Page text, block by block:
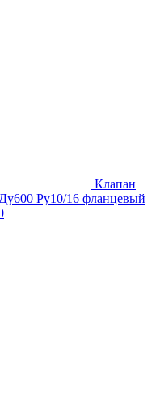
Клапан
Ру10/16 фланцевый